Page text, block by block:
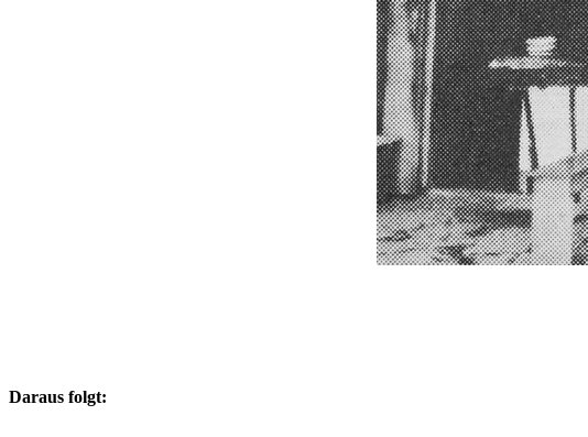
Daraus folgt: